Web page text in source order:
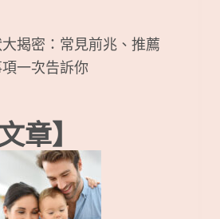
揭密：常見前兆、推薦
一次告訴你
章】